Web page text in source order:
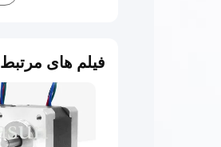
فیلم های مرتبط